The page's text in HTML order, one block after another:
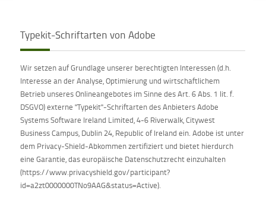
Typekit-Schriftarten von Adobe
Wir setzen auf Grundlage unserer berechtigten Interessen (d.h.
Interesse an der Analyse, Optimierung und wirtschaftlichem
Betrieb unseres Onlineangebotes im Sinne des Art. 6 Abs. 1 lit. f.
DSGVO) externe "Typekit"-Schriftarten des Anbieters Adobe
Systems Software Ireland Limited, 4-6 Riverwalk, Citywest
Business Campus, Dublin 24, Republic of Ireland ein. Adobe ist unter
dem Privacy-Shield-Abkommen zertifiziert und bietet hierdurch
eine Garantie, das europäische Datenschutzrecht einzuhalten
(https://www.privacyshield.gov/participant?
id=a2zt0000000TNo9AAG&status=Active).